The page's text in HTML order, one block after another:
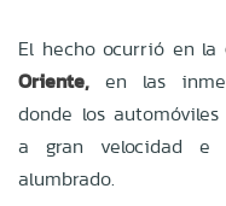
El hecho ocurrió en la
Oriente, en las
donde los
a gran velocidad e
alumbrado.